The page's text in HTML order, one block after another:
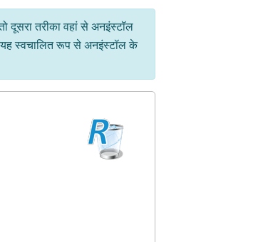
दूसरा तरीका वहां से अनइंस्टॉल
यह स्वचालित रूप से अनइंस्टॉल के